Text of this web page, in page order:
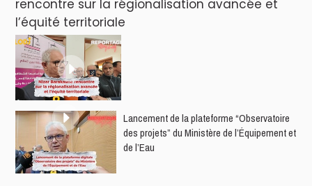
rencontre sur la régionalisation avancée et
l’équité territoriale
​Lancement de la plateforme “Observatoire
des projets” du Ministère de l’Équipement et
de l’Eau